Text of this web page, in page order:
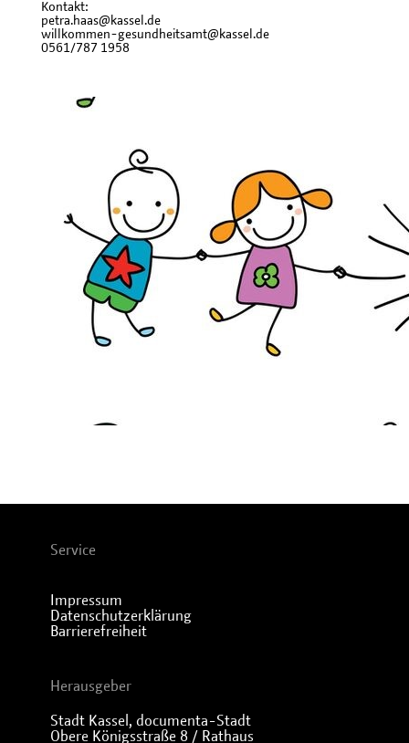
Kontakt:
petra.haas@kassel.de
willkommen-gesundheitsamt@kassel.de
0561/787 1958
Service
Impressum
Datenschutzerklärung
Barrierefreiheit
Herausgeber
Stadt Kassel, documenta-Stadt
Obere Königsstraße 8 / Rathaus